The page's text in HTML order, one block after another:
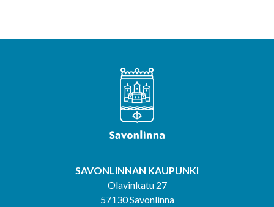
SAVONLINNAN KAUPUNKI
Olavinkatu 27
57130 Savonlinna